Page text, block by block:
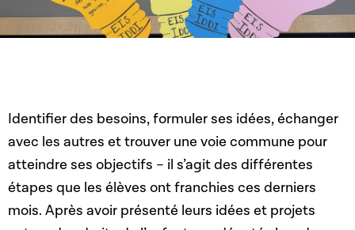
Identifier des besoins, formuler ses idées, échanger
avec les autres et trouver une voie commune pour
atteindre ses objectifs – il s’agit des différentes
étapes que les élèves ont franchies ces derniers
mois. Après avoir présenté leurs idées et projets